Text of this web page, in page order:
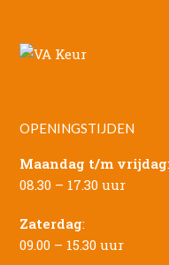
OPENINGSTIJDEN
Maandag t/m vrijdag:
08.30 – 17.30 uur
Zaterdag:
09.00 – 15.30 uur